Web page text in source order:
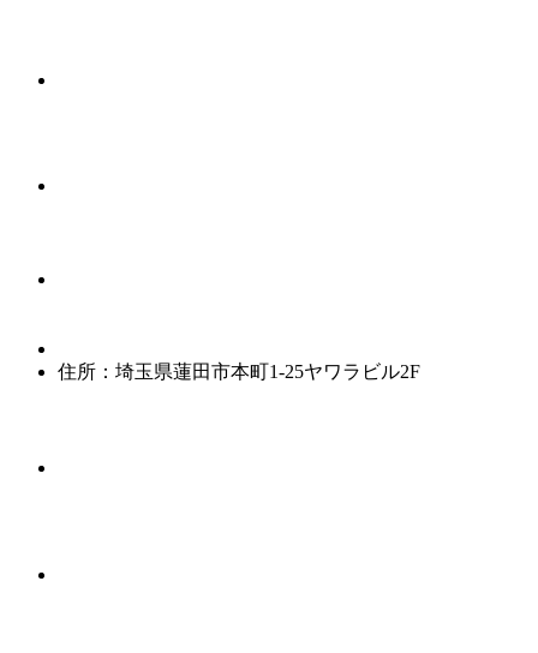
住所：埼玉県蓮田市本町1-25ヤワラビル2F